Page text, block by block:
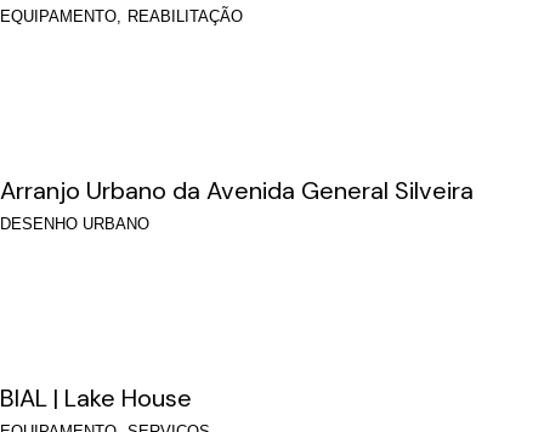
EQUIPAMENTO REABILITAÇÃO
Arranjo Urbano da Avenida General Silveira
DESENHO URBANO
BIAL | Lake House